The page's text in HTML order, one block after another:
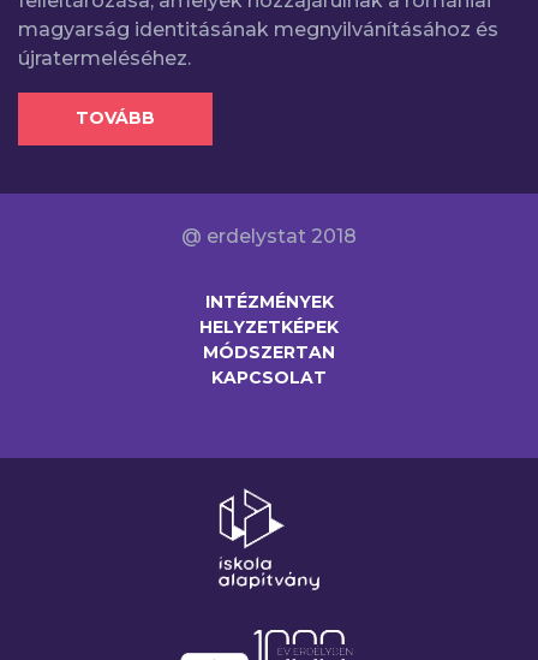
magyarság identitásának megnyilvánításához és
újratermeléséhez.
TOVÁBB
@ erdelystat 2018
INTÉZMÉNYEK
HELYZETKÉPEK
MÓDSZERTAN
KAPCSOLAT